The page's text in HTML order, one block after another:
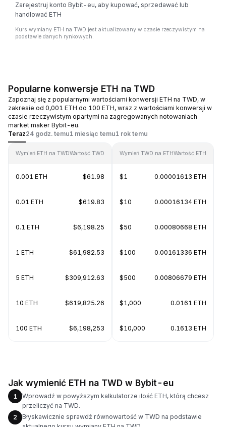
Zarejestruj konto Bybit-eu, aby kupować, sprzedawać lub
handlować ETH
Kurs wymiany ETH na TWD jest aktualizowany w czasie rzeczywistym na
podstawie danych rynkowych.
Popularne konwersje ETH na TWD
Zapoznaj się z popularnymi wartościami konwersji ETH na TWD, w
zakresie od 0,001 ETH do 100 ETH, wraz z wartościami konwersji w
czasie rzeczywistym opartymi na zagregowanych notowaniach
market maker Bybit-eu.
Teraz24 godz. temu1 miesiąc temu1 rok temu
Wymień ETH na TWDWartość TWD
0.001 ETH $61.98
0.01 ETH $619.83
0.1 ETH $6,198.25
1 ETH $61,982.53
5 ETH $309,912.63
10 ETH $619,825.26
100 ETH $6,198,253
Wymień TWD na ETHWartość ETH
$1 0.00001613 ETH
$10 0.00016134 ETH
$50 0.00080668 ETH
$100 0.00161336 ETH
$500 0.00806679 ETH
$1,000 0.0161 ETH
$10,000 0.1613 ETH
Jak wymienić ETH na TWD w Bybit-eu
1
Wprowadź w powyższym kalkulatorze ilość ETH, którą chcesz
przeliczyć na TWD.
2
Błyskawicznie sprawdź równowartość w TWD na podstawie